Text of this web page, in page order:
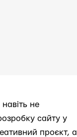
не
сайту у
проєкт, а